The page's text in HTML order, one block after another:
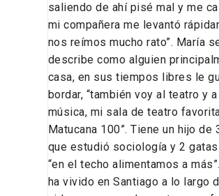
saliendo de ahí pisé mal y me
mi compañera me levantó
nos reímos mucho rato”. María
describe como alguien
casa, en sus tiempos libres le
bordar, “también voy al teatro y
música, mi sala de teatro
Matucana 100”. Tiene un hijo de
que estudió sociología y 2 gatas
“en el techo alimentamos a
ha vivido en Santiago a lo largo